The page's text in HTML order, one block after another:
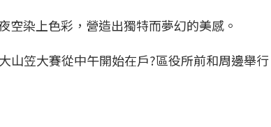
染上色彩，營造出獨特而夢幻的美感。
笠大賽從中午開始在戶?區役所前和周邊舉行